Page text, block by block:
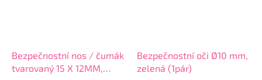
Bezpečnostní nos / čumák
tvarovaný 15 X 12MM,
Bezpečnostní oči Ø10 mm,
zelená (1pár)